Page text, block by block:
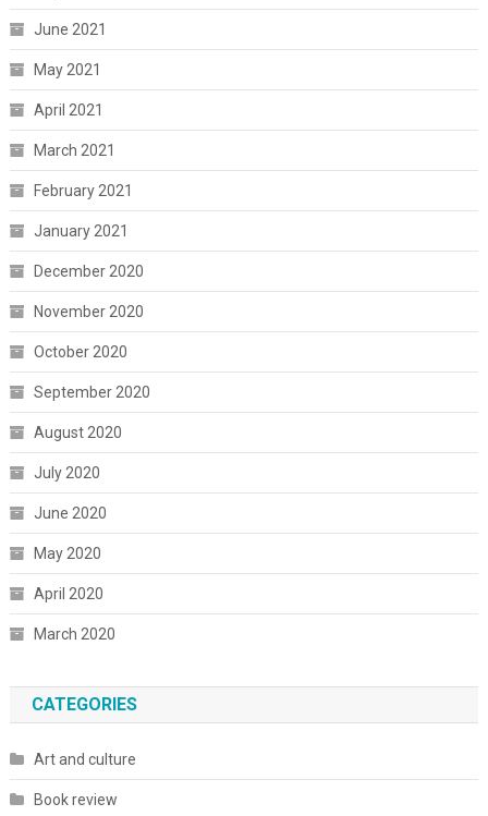
June 2021
May 2021
April 2021
March 2021
February 2021
January 2021
December 2020
November 2020
October 2020
September 2020
August 2020
July 2020
June 2020
May 2020
April 2020
March 2020
CATEGORIES
Art and culture
Book review